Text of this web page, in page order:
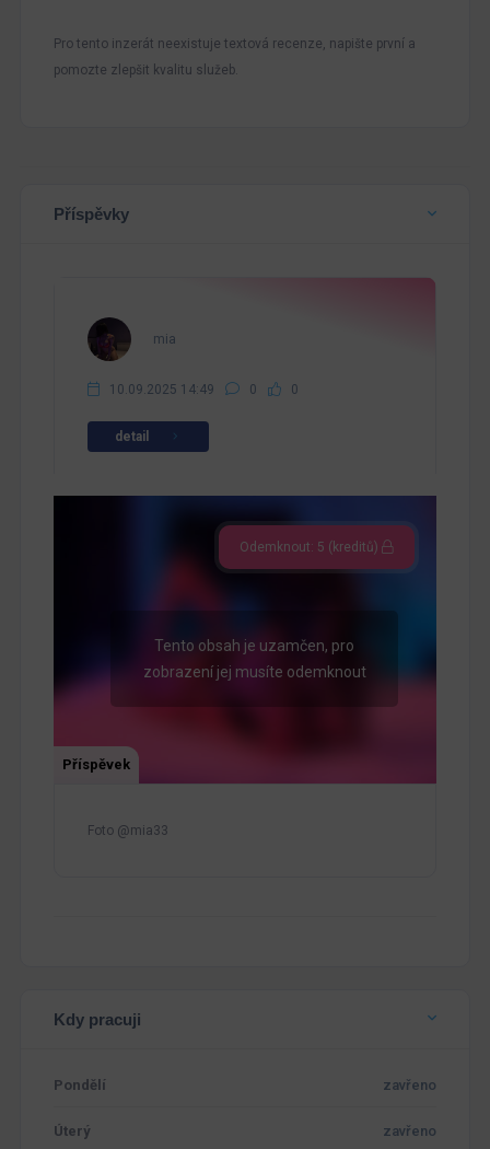
Pro tento inzerát neexistuje textová recenze, napište první a
pomozte zlepšit kvalitu služeb.
Příspěvky
mia
10.09.2025 14:49 0 0
detail
Odemknout: 5 (kreditů)
Tento obsah je uzamčen, pro
zobrazení jej musíte odemknout
Příspěvek
Foto @mia33
Kdy pracuji
Pondělí zavřeno
Úterý zavřeno